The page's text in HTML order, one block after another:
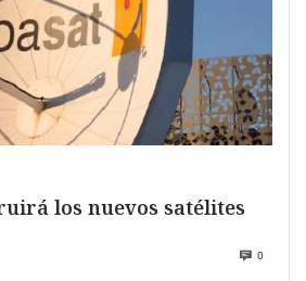
los nuevos satélites
0